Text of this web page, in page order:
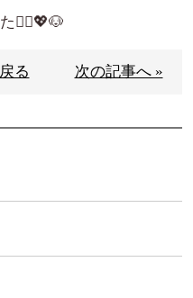
🙇‍♀️💖🐶
る 次の記事へ »